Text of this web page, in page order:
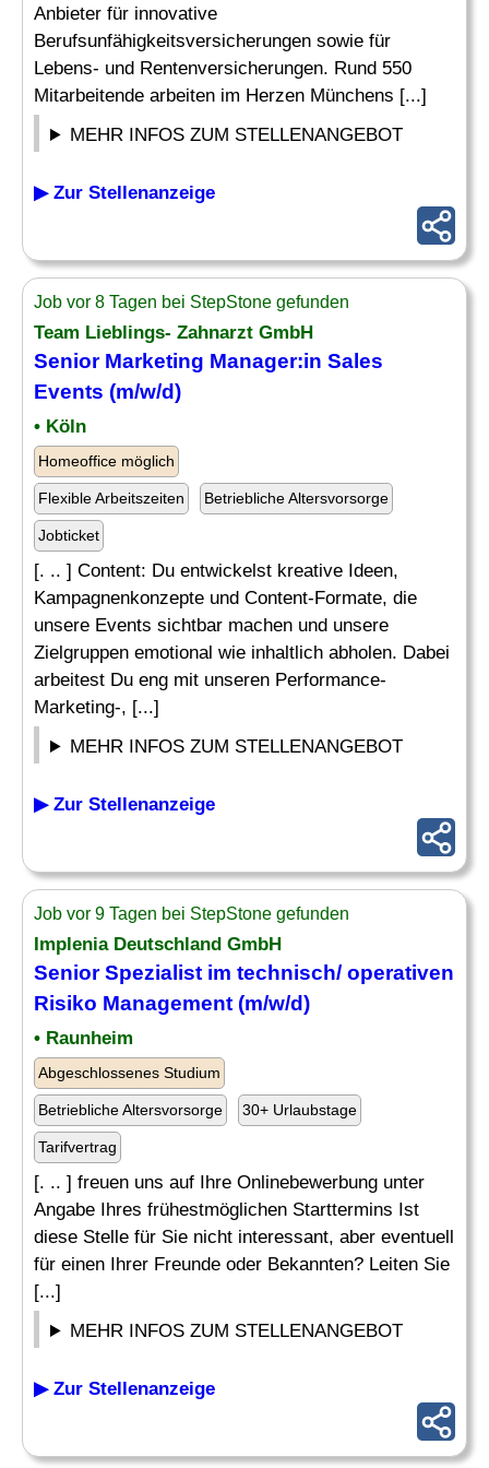
Anbieter für innovative
Berufsunfähigkeitsversicherungen sowie für
Lebens- und Rentenversicherungen. Rund 550
Mitarbeitende arbeiten im Herzen Münchens [...]
MEHR INFOS ZUM STELLENANGEBOT
▶ Zur Stellenanzeige
Job vor 8 Tagen bei StepStone gefunden
Team Lieblings- Zahnarzt GmbH
Senior Marketing Manager:in Sales
Events (m/w/d)
• Köln
Homeoffice möglich
Flexible Arbeitszeiten Betriebliche Altersvorsorge
Jobticket
[. .. ] Content: Du entwickelst kreative Ideen,
Kampagnenkonzepte und Content-Formate, die
unsere Events sichtbar machen und unsere
Zielgruppen emotional wie inhaltlich abholen. Dabei
arbeitest Du eng mit unseren Performance-
Marketing-, [...]
MEHR INFOS ZUM STELLENANGEBOT
▶ Zur Stellenanzeige
Job vor 9 Tagen bei StepStone gefunden
Implenia Deutschland GmbH
SeniorSpezialist im technisch/ operativen
Risiko Management (m/w/d)
• Raunheim
Abgeschlossenes Studium
Betriebliche Altersvorsorge 30+ Urlaubstage
Tarifvertrag
[. .. ] freuen uns auf Ihre Onlinebewerbung unter
Angabe Ihres frühestmöglichen Starttermins Ist
diese Stelle für Sie nicht interessant, aber eventuell
für einen Ihrer Freunde oder Bekannten? Leiten Sie
[...]
MEHR INFOS ZUM STELLENANGEBOT
▶ Zur Stellenanzeige